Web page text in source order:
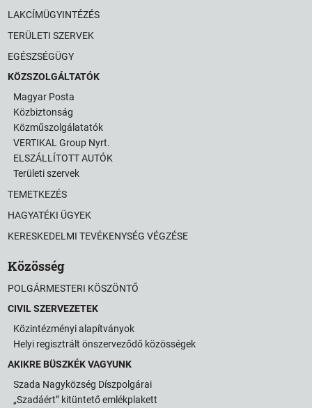
LAKCÍMÜGYINTÉZÉS
TERÜLETI SZERVEK
EGÉSZSÉGÜGY
KÖZSZOLGÁLTATÓK
Magyar Posta
Közbiztonság
Közműszolgálatatók
VERTIKAL Group Nyrt.
ELSZÁLLÍTOTT AUTÓK
Területi szervek
TEMETKEZÉS
HAGYATÉKI ÜGYEK
KERESKEDELMI TEVÉKENYSÉG VÉGZÉSE
Közösség
POLGÁRMESTERI KÖSZÖNTŐ
CIVIL SZERVEZETEK
Közintézményi alapítványok
Helyi regisztrált önszerveződő közösségek
AKIKRE BÜSZKÉK VAGYUNK
Szada Nagyközség Díszpolgárai
„Szadáért” kitüntető emlékplakett